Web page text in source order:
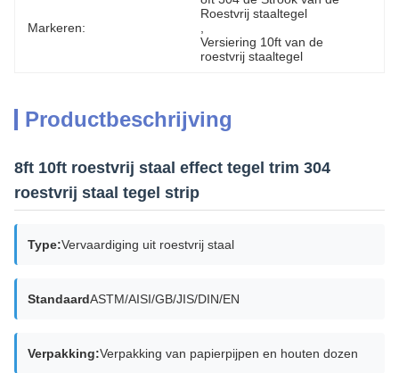
Markeren:
Roestvrij staaltegel
Versiering 10ft van de
roestvrij staaltegel
Productbeschrijving
8ft 10ft roestvrij staal effect tegel trim 304
roestvrij staal tegel strip
Type:Vervaardiging uit roestvrij staal
StandaardASTM/AISI/GB/JIS/DIN/EN
Verpakking:Verpakking van papierpijpen en houten dozen